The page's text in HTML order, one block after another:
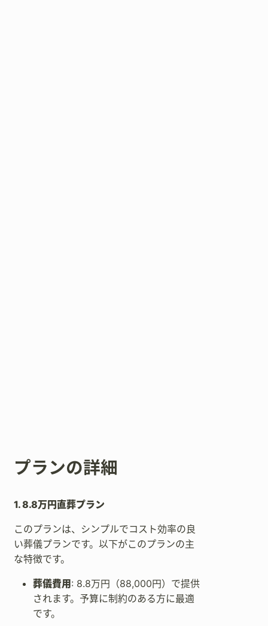
プランの詳細
1. 8.8万円直葬プラン
このプランは、シンプルでコスト効率の良
い葬儀プランです。以下がこのプランの主
な特徴です。
葬儀費用: 8.8万円（88,000円）で提供
されます。予算に制約のある方に最適
です。